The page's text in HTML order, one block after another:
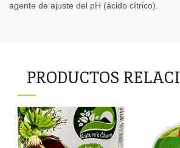
agente de ajuste del pH (ácido cítrico).
PRODUCTOS